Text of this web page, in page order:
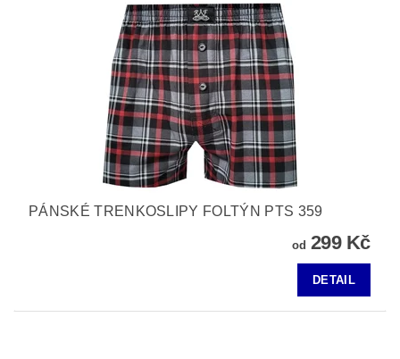
PÁNSKÉ TRENKOSLIPY FOLTÝN PTS 359
od 299 Kč
DETAIL